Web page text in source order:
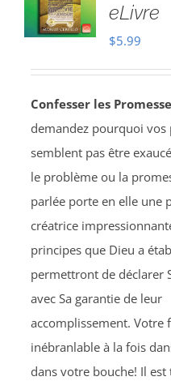
eLivre
$5.99
Confesser les
demandez pourquoi vos
semblent pas être
le problème ou la
parlée porte en elle une
créatrice
principes que Dieu a
permettront de déclarer
avec Sa garantie de leur
accomplissement. Votre
inébranlable à la fois
dans votre bouche! Il